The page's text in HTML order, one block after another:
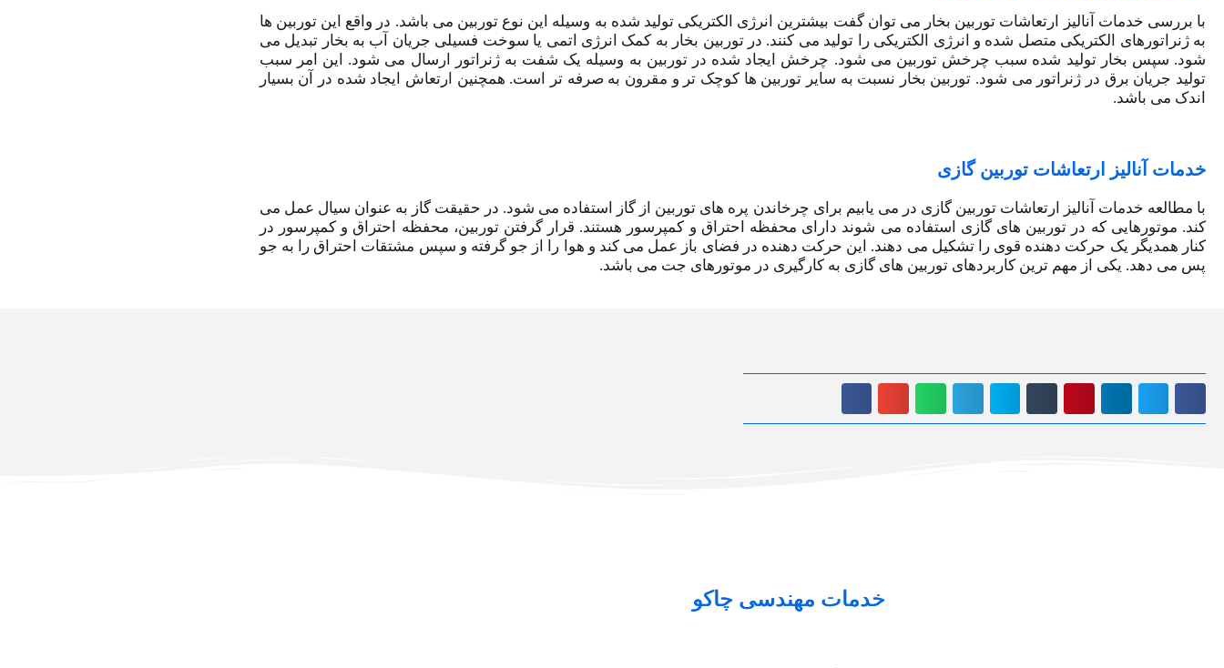
با بررسی خدمات آنالیز ارتعاشات توربین بخار می توان گفت بیشترین انرژی الکتریکی تولید شده به وسیله این نوع توربین می باشد. در واقع این توربین ها
به ژنراتورهای الکتریکی متصل شده و انرژی الکتریکی را تولید می کنند. در توربین بخار به کمک انرژی اتمی یا سوخت فسیلی جریان آب به بخار تبدیل می
شود. سپس بخار تولید شده سبب چرخش توربین می شود. چرخش ایجاد شده در توربین به وسیله یک شفت به ژنراتور ارسال می شود. این امر سبب
تولید جریان برق در ژنراتور می شود. توربین بخار نسبت به سایر توربین ها کوچک تر و مقرون به صرفه تر است. همچنین ارتعاش ایجاد شده در آن بسیار
اندک می باشد.
خدمات آنالیز ارتعاشات توربین گازی
با مطالعه خدمات آنالیز ارتعاشات توربین گازی در می یابیم برای چرخاندن پره های توربین از گاز استفاده می شود. در حقیقت گاز به عنوان سیال عمل می
کند. موتورهایی که در توربین های گازی استفاده می شوند دارای محفظه احتراق و کمپرسور هستند. قرار گرفتن توربین، محفظه احتراق و کمپرسور در
کنار همدیگر یک حرکت دهنده قوی را تشکیل می دهند. این حرکت دهنده در فضای باز عمل می کند و هوا را از جو گرفته و سپس مشتقات احتراق را به جو
پس می دهد. یکی از مهم ترین کاربردهای توربین ‌های گازی به کارگیری در موتورهای جت می باشد.
خدمات مهندسی چاکو